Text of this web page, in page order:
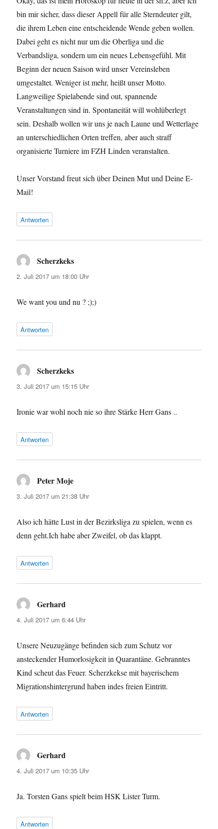
bin mir sicher, dass dieser Appell für alle Sterndeuter gilt,
die ihrem Leben eine entscheidende Wende geben wollen.
Dabei geht es nicht nur um die Oberliga und die
Verbandsliga, sondern um ein neues Lebensgefühl. Mit
Beginn der neuen Saison wird unser Vereinsleben
umgestaltet. Weniger ist mehr, heißt unser Motto.
Langweilige Spielabende sind out, spannende
Veranstaltungen sind in. Spontaneität will wohlüberlegt
sein. Deshalb wollen wir uns je nach Laune und Wetterlage
an unterschiedlichen Orten treffen, aber auch straff
organisierte Turniere im FZH Linden veranstalten.
Unser Vorstand freut sich über Deinen Mut und Deine E-
Mail!
Antworten
Scherzkeks
2. Juli 2017 um 18:00 Uhr
We want you und nu ? ;);)
Antworten
Scherzkeks
3. Juli 2017 um 15:15 Uhr
Ironie war wohl noch nie so ihre Stärke Herr Gans ..
Antworten
Peter Moje
3. Juli 2017 um 21:38 Uhr
Also ich hätte Lust in der Bezirksliga zu spielen, wenn es
denn geht.Ich habe aber Zweifel, ob das klappt.
Antworten
Gerhard
4. Juli 2017 um 6:44 Uhr
Unsere Neuzugänge befinden sich zum Schutz vor
ansteckender Humorlosigkeit in Quarantäne. Gebranntes
Kind scheut das Feuer. Scherzkekse mit bayerischem
Migrationshintergrund haben indes freien Eintritt.
Antworten
Gerhard
4. Juli 2017 um 10:35 Uhr
Ja. Torsten Gans spielt beim HSK Lister Turm.
Antworten